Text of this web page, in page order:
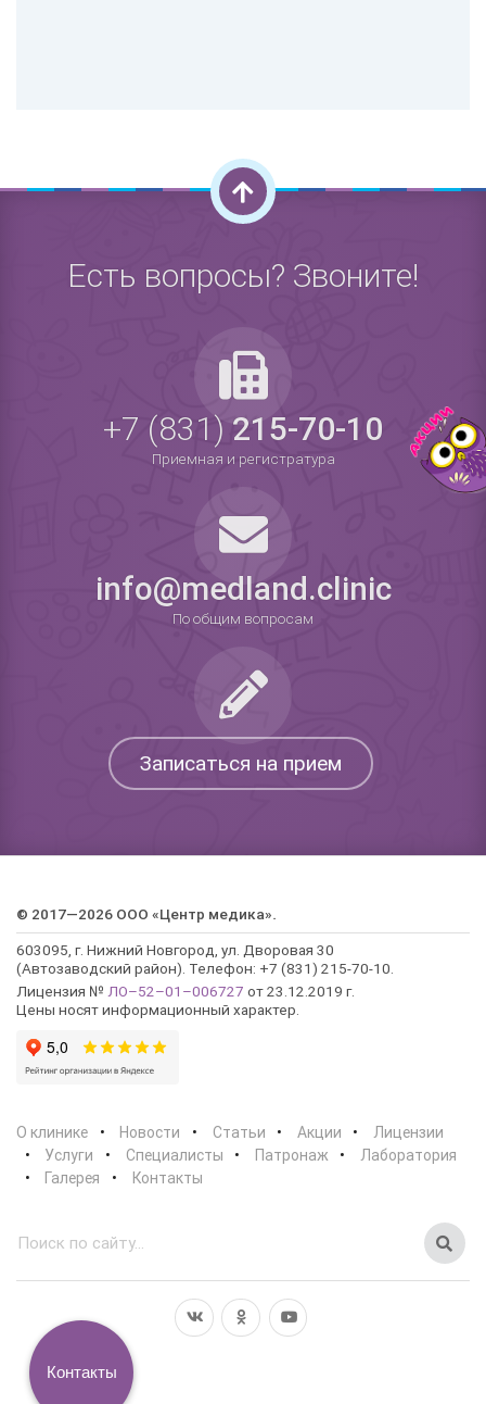
Есть вопросы? Звоните!
+7 (831)215-70-10
Приемная и регистратура
info@medland.clinic
По общим вопросам
Записаться на прием
© 2017—2026 ООО «Центр медика».
603095, г. Нижний Новгород, ул. Дворовая 30
(Автозаводский район). Телефон: +7 (831) 215-70-10.
Лицензия № ЛО–52–01–006727 от 23.12.2019 г.
Цены носят информационный характер.
О клинике Новости Статьи Акции
Лицензии
Услуги
Специалисты Патронаж
Лаборатория
Галерея
Контакты
Контакты